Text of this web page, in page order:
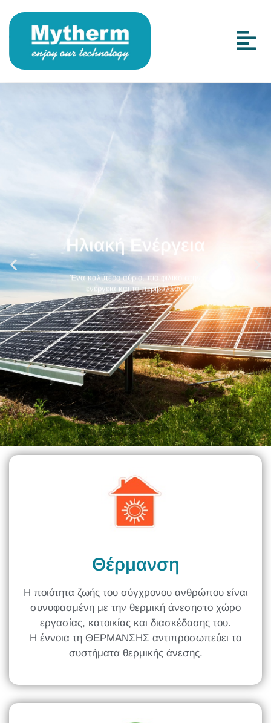
Ηλιακή Ενέργεια
Ένα καλύτερο αύριο, πιο φιλικό στην
ενέργεια και το περιβάλλον.
Θέρμανση
Η ποιότητα ζωής του σύγχρονου ανθρώπου είναι
συνυφασμένη με την θερμική άνεσηστο χώρο
εργασίας, κατοικίας και διασκέδασης του.
Η έννοια τη ΘΕΡΜΑΝΣΗΣ αντιπροσωπεύει τα
συστήματα θερμικής άνεσης.